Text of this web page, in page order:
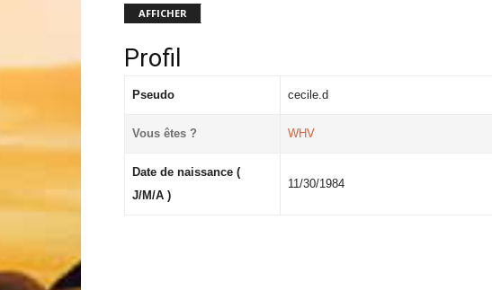
AFFICHER
Profil
Pseudo cecile.d
Vous êtes ? WHV
Date de naissance (
J/M/A )
11/30/1984